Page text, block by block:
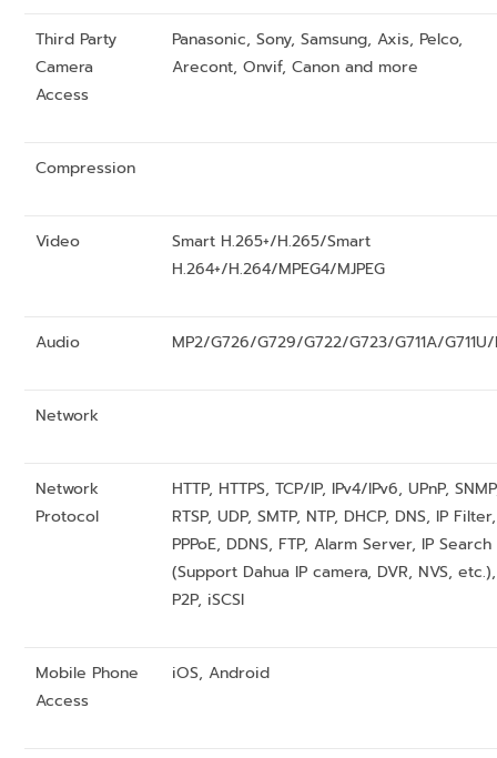
Third Party
Camera
Access
Panasonic, Sony, Samsung, Axis, Pelco,
Arecont, Onvif, Canon and more
Compression
Video
Smart H.265+/H.265/Smart
H.264+/H.264/MPEG4/MJPEG
Audio MP2/G726/G729/G722/G723/G711A/
Network
Network
Protocol
HTTP, HTTPS, TCP/IP, IPv4/IPv6, UPnP,
RTSP, UDP, SMTP, NTP, DHCP, DNS, IP Filter,
PPPoE, DDNS, FTP, Alarm Server, IP Search
(Support Dahua IP camera, DVR, NVS, etc.),
P2P, iSCSI
Mobile Phone
Access
iOS, Android